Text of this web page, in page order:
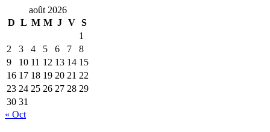
août 2026
D L M M J V S
1
2
3 4 5 6 7
8
9
10 11 12 13 14 15
16 17 18 19 20 21 22
23 24 25 26 27 28 29
30 31
« Oct